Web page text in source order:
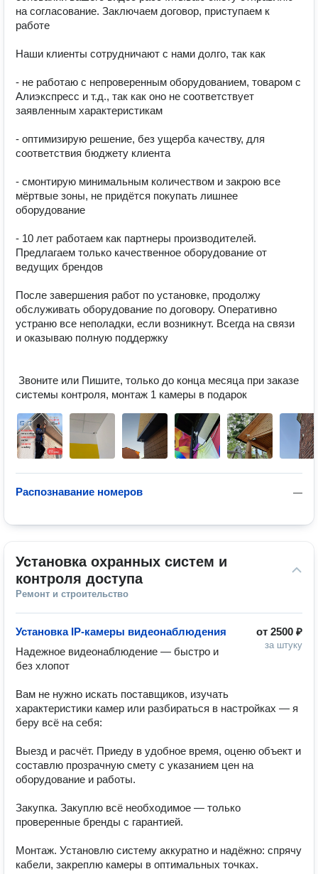
на согласование. Заключаем договор, приступаем к
работе
Наши клиенты сотрудничают с нами долго, так как
- не работаю с непроверенным оборудованием, товаром с
Алиэкспресс и т.д., так как оно не соответствует
заявленным характеристикам
- оптимизирую решение, без ущерба качеству, для
соответствия бюджету клиента
- смонтирую минимальным количеством и закрою все
мёртвые зоны, не придётся покупать лишнее
оборудование
- 10 лет работаем как партнеры производителей.
Предлагаем только качественное оборудование от
ведущих брендов
После завершения работ по установке, продолжу
обслуживать оборудование по договору. Оперативно
устраню все неполадки, если возникнут. Всегда на связи
и оказываю полную поддержку
системы контроля, монтаж 1 камеры в подарок
—
Распознавание номеров
Установка охранных систем и
контроля доступа
Ремонт и строительство
от 2500 ₽
за штуку
Установка IP-камеры видеонаблюдения
Надежное видеонаблюдение — быстро и
без хлопот
Вам не нужно искать поставщиков, изучать
характеристики камер или разбираться в настройках — я
беру всё на себя:
Выезд и расчёт. Приеду в удобное время, оценю объект и
составлю прозрачную смету с указанием цен на
оборудование и работы.
Закупка. Закуплю всё необходимое — только
проверенные бренды с гарантией.
Монтаж. Установлю систему аккуратно и надёжно: спрячу
кабели, закреплю камеры в оптимальных точках.